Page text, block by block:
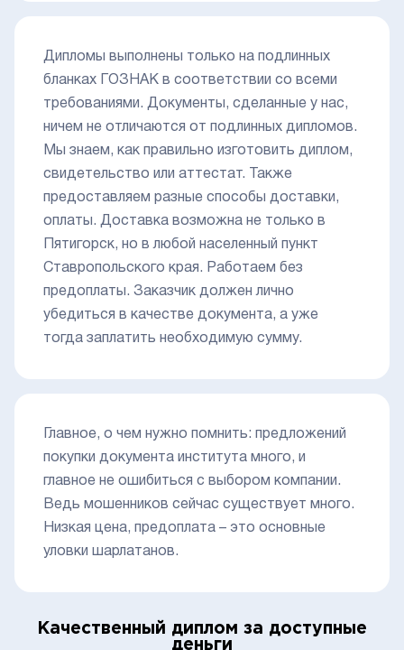
Дипломы выполнены только на подлинных
бланках ГОЗНАК в соответствии со всеми
требованиями. Документы, сделанные у нас,
ничем не отличаются от подлинных дипломов.
Мы знаем, как правильно изготовить диплом,
свидетельство или аттестат. Также
предоставляем разные способы доставки,
оплаты. Доставка возможна не только в
Пятигорск, но в любой населенный пункт
Ставропольского края. Работаем без
предоплаты. Заказчик должен лично
убедиться в качестве документа, а уже
тогда заплатить необходимую сумму.
Главное, о чем нужно помнить: предложений
покупки документа института много, и
главное не ошибиться с выбором компании.
Ведь мошенников сейчас существует много.
Низкая цена, предоплата – это основные
уловки шарлатанов.
Качественный диплом за доступные
деньги